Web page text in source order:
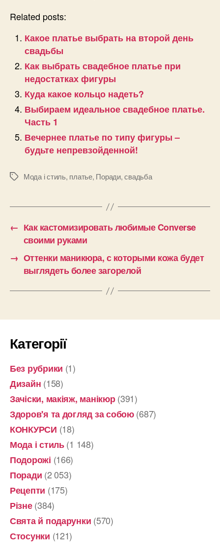
Related posts:
Какое платье выбрать на второй день
свадьбы
Как выбрать свадебное платье при
недостатках фигуры
Куда какое кольцо надеть?
Выбираем идеальное свадебное платье.
Часть 1
Вечернее платье по типу фигуры –
будьте непревзойденной!
ПозначкиМода і стиль, платье, Поради,свадьба
← Как кастомизировать любимые Converse
своими руками
→ Оттенки маникюра, с которыми кожа будет
выглядеть более загорелой
Категорії
Без рубрики (1)
Дизайн (158)
Зачіски, макіяж, манікюр(391)
Здоров'я та догляд за собою(687)
КОНКУРСИ (18)
Мода і стиль(1 148)
Подорожі (166)
Поради (2 053)
Рецепти (175)
Різне(384)
Свята й подарунки (570)
Стосунки (121)